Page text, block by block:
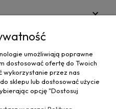
umożliwiają poprawne
dostosować ofertę do Twoich
wykorzystanie przez nas
sklepu lub dostosować użycie
opcję "Dostosuj